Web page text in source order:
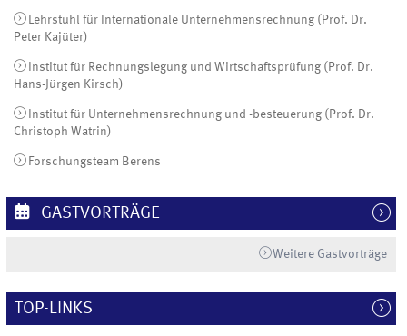
Lehrstuhl für Internationale Unternehmensrechnung (Prof. Dr.
Peter Kajüter)
Institut für Rechnungslegung und Wirtschaftsprüfung (Prof. Dr.
Hans-Jürgen Kirsch)
Institut für Unternehmensrechnung und -besteuerung (Prof. Dr.
Christoph Watrin)
Forschungsteam Berens
GASTVORTRÄGE
Weitere Gastvorträge
TOP-LINKS